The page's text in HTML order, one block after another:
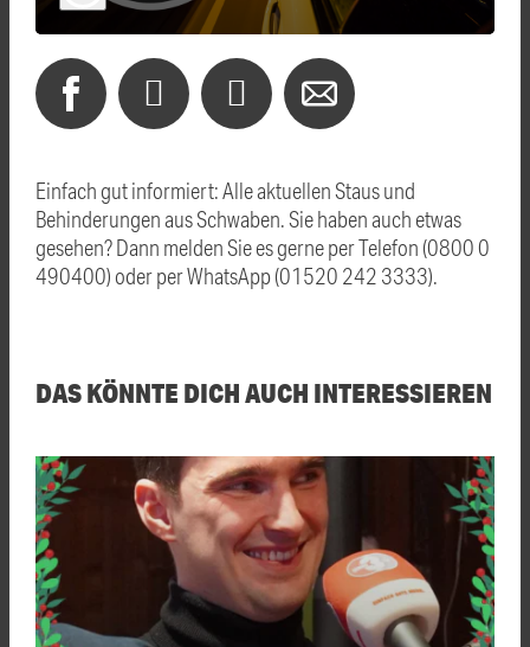
Einfach gut informiert: Alle aktuellen Staus und
Behinderungen aus Schwaben. Sie haben auch etwas
gesehen? Dann melden Sie es gerne per Telefon (0800 0
490400) oder per WhatsApp (01520 242 3333).
DAS KÖNNTE DICH AUCH INTERESSIEREN